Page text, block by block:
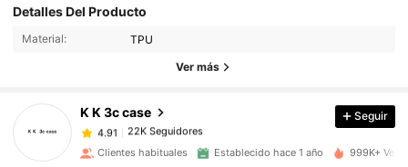
Detalles Del Producto
Material: TPU
Ver más
K K 3c case
4.91 22K Seguidores
22K Seguidores
4.91
22K Seguidores
g***a pagóHace 10 horas
Seguir
Clientes habituales Establecido hace 1 año 999K+